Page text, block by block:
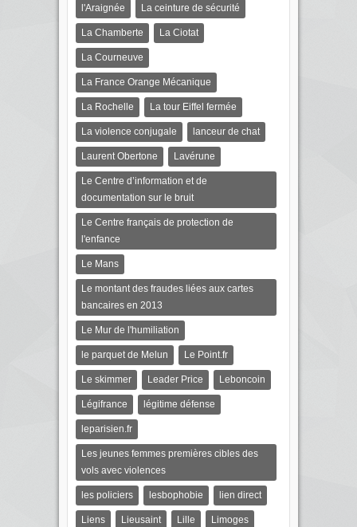
l'Araignée La ceinture de sécurité
La Chamberte La Ciotat
La Courneuve
La France Orange Mécanique
La Rochelle La tour Eiffel fermée
La violence conjugale lanceur de chat
Laurent Obertone Lavérune
Le Centre d’information et de
documentation sur le bruit
Le Centre français de protection de
l'enfance
Le Mans
Le montant des fraudes liées aux cartes
bancaires en 2013
Le Mur de l'humiliation
le parquet de Melun Le Point.fr
Le skimmer Leader Price Leboncoin
Légifrance légitime défense
leparisien.fr
Les jeunes femmes premières cibles des
vols avec violences
les policiers lesbophobie lien direct
Liens Lieusaint Lille Limoges